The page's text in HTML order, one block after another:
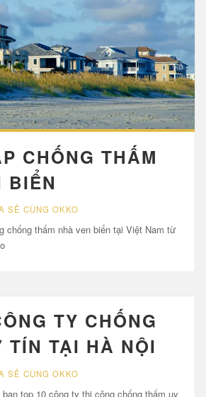
CHỐNG THẤM
BIỂN
SẺ CÙNG OKKO
chống thấm nhà ven biển tại Việt Nam từ
TY CHỐNG
TÍN TẠI HÀ NỘI
SẺ CÙNG OKKO
top 10 công ty thi công chống thấm uy